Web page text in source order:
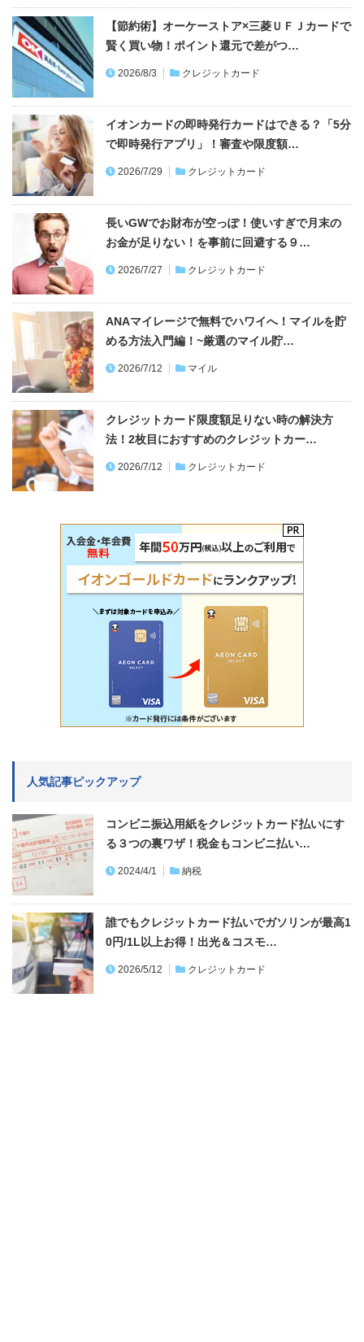
【節約術】オーケーストア×三菱ＵＦＪカードで
賢く買い物！ポイント還元で差がつ…
2026/8/3 クレジットカード
イオンカードの即時発行カードはできる？「5分
で即時発行アプリ」！審査や限度額…
2026/7/29 クレジットカード
長いGWでお財布が空っぽ！使いすぎで月末の
お金が足りない！を事前に回避する９…
2026/7/27 クレジットカード
ANAマイレージで無料でハワイへ！マイルを貯
める方法入門編！~厳選のマイル貯…
2026/7/12 マイル
クレジットカード限度額足りない時の解決方
法！2枚目におすすめのクレジットカー…
2026/7/12 クレジットカード
人気記事ピックアップ
コンビニ振込用紙をクレジットカード払いにす
る３つの裏ワザ！税金もコンビニ払い…
2024/4/1 納税
誰でもクレジットカード払いでガソリンが最高1
0円/1L以上お得！出光＆コスモ…
2026/5/12 クレジットカード